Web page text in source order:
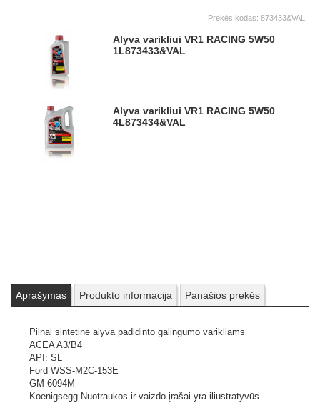
Prekės kodas: 873433&VAL
Alyva varikliui VR1 RACING 5W50
1L873433&VAL
Alyva varikliui VR1 RACING 5W50
4L873434&VAL
Aprašymas Produkto informacija Panašios prekės
Pilnai sintetinė alyva padidinto galingumo varikliams
ACEA A3/B4
API: SL
Ford WSS-M2C-153E
GM 6094M
Koenigsegg Nuotraukos ir vaizdo įrašai yra iliustratyvūs.